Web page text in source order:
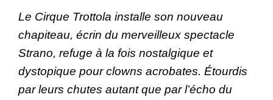
Le Cirque Trottola installe son nouveau
chapiteau, écrin du merveilleux spectacle
Strano, refuge à la fois nostalgique et
dystopique pour clowns acrobates. Étourdis
par leurs chutes autant que par l’écho du